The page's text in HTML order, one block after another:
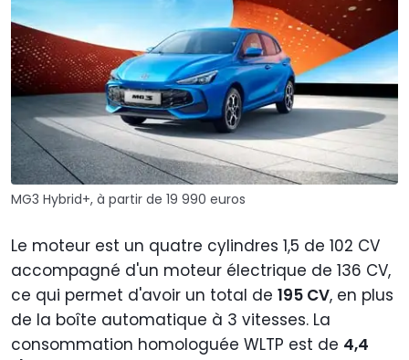
MG3 Hybrid+, à partir de 19 990 euros
Le moteur est un quatre cylindres 1,5 de 102 CV
accompagné d'un moteur électrique de 136 CV,
ce qui permet d'avoir un total de 195 CV, en plus
de la boîte automatique à 3 vitesses. La
consommation homologuée WLTP est de 4,4